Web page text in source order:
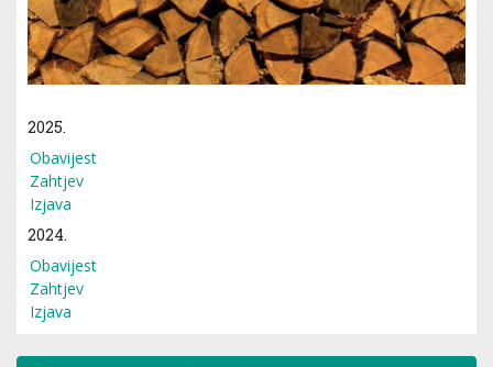
2025.
Obavijest
Zahtjev
Izjava
2024.
Obavijest
Zahtjev
Izjava